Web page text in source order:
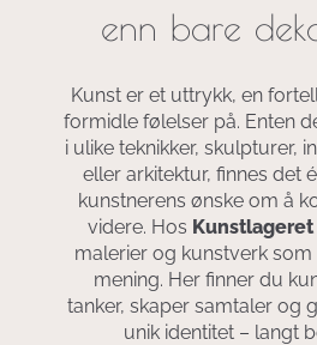
enn bare
Kunst er et uttrykk, en
formidle følelser på. Enten
i ulike teknikker, skulpturer,
eller arkitektur, finnes det
kunstnerens ønske om å
videre. Hos Kunstlageret
malerier og kunstverk
mening. Her finner du
tanker, skaper samtaler og
unik identitet – langt